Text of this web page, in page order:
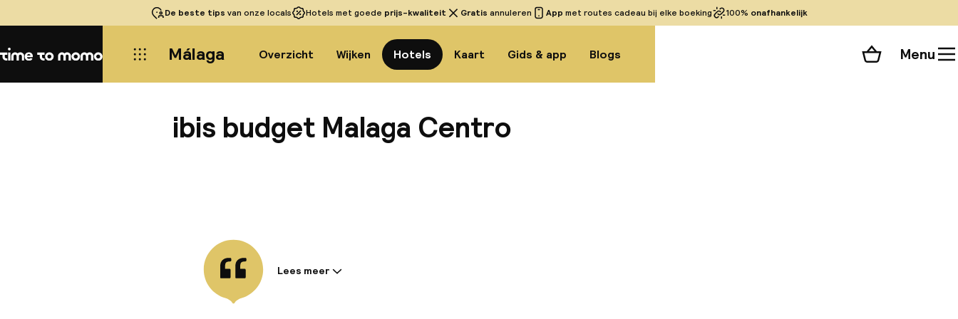
De beste tips van onze locals Hotels met goede prijs-kwaliteit Gratis annuleren App met routes cadeau bij elke boeking 100% onafhankelijk
Home Málaga Overzicht Wijken Hotels Kaart Gids & app Blogs Winkelmand
Menu
ibis budget Malaga Centro
Informatie gedeeld door de accommodatie:
Lees meer